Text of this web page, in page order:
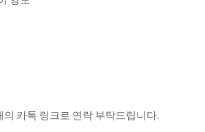
카톡 링크로 연락 부탁드립니다.